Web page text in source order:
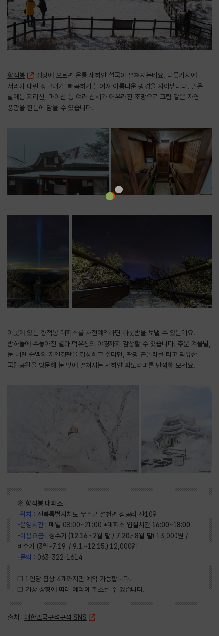
향적봉
정상에 오르면 온통 새하얀 설국이 펼쳐지는데요. 나뭇가지에
서리가 내린 상고대가 빼곡하게 늘어져 아름다운 광경을 자아냅니다. 맑은
날에는 지리산, 마이산 등 여러 산세가 어우러진 조망으로 그림 같은 자연
풍광을 한눈에 담을 수 있습니다.
이곳에 있는 향적봉 대피소를 사전예약하면 하룻밤을 보낼 수 있는데요.
밤하늘에 수놓아진 별과 덕유산의 야경까지 감상할 수 있습니다. 추운 겨울날,
눈 내린 순백의 자연경관을 감상하고 싶다면, 관광 곤돌라를 타고 덕유산
국립공원을 방문해 눈 앞에 펼쳐지는 새하얀 파노라마를 만끽해 보세요.
※ 향적봉 대피소
-위치 : 전북특별자치도 무주군 설천면 삼공리 산109
-운영시간 : 매일 08:00~21:00 *대피소 입실시간 16:00~18:00
-이용요금 : 성수기 (12.16.~2월 말 / 7.20.~8월 말) 13,000원 /
비수기 (3월~7.19. / 9.1.~12.15.) 12,000원
-문의 : 063-322-1614
❒ 1인당 침상 4개까지만 예약 가능합니다.
❒ 기상 상황에 따라 예약이 취소될 수 있습니다.
출처 : 대한민국구석구석 SNS